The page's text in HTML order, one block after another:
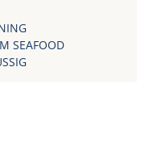
SEAFOOD